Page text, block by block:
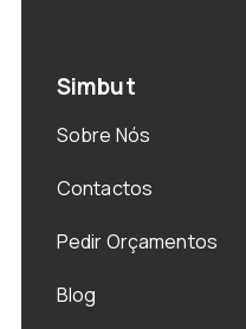
Simbut
Sobre Nós
Contactos
Pedir Orçamentos
Blog